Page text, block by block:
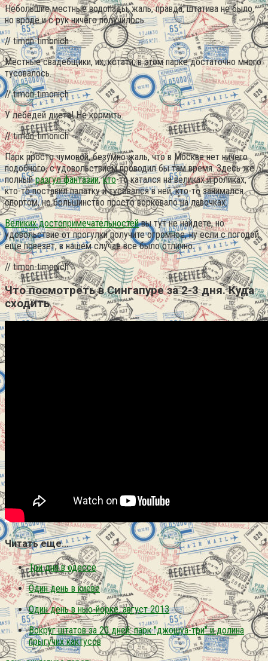
Небольшие местные водопады, жаль, правда, штатива не было,
но вроде и с рук ничего получилось.
// timon-timonich
Местные свадебщики, их, кстати, в этом парке достаточно много
тусовалось.
// timon-timonich
У лебедей диета! Не кормить.
// timon-timonich
Парк просто чумовой, безумно жаль, что в Москве нет ничего
подобного, с удовольствием проводил бы там время. Здесь же
полныйразгул фантазии,кто-то катался на великах и роликах,
кто-то поставил палатку и тусовался в ней, кто-то занимался
спортом, но большинство просто ворковало на лавочках.
Великих достопримечательностейвы тут не найдете, но
удовольствие от прогулки получите огромное, ну если с погодой
еще повезет, в нашем случае все было отлично.
// timon-timonich
Что посмотреть в Сингапуре за 2-3 дня. Куда
сходить
Читать еще…
Три дня в одессе
Один день в киеве
Один день в нью-йорке. август 2013
Вокруг штатов за 20 дней: парк "джошуа-три" и долина
прыгучих кактусов